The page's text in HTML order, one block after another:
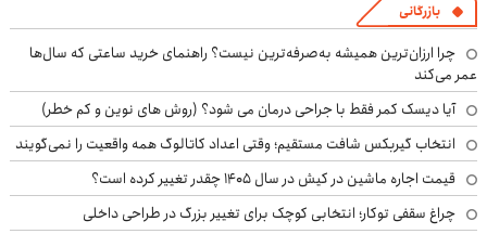
بازرگانی
چرا ارزان‌ترین همیشه به‌صرفه‌ترین نیست؟ راهنمای خرید ساعتی که سال‌ها
عمر می‌کند
آیا دیسک کمر فقط با جراحی درمان می شود؟ (روش های نوین و کم خطر)
انتخاب گیربکس شافت مستقیم؛ وقتی اعداد کاتالوگ همه واقعیت را نمی‌گویند
قیمت اجاره ماشین در کیش در سال ۱۴۰۵ چقدر تغییر کرده است؟
چراغ سقفی توکار؛ انتخابی کوچک برای تغییر بزرگ در طراحی داخلی